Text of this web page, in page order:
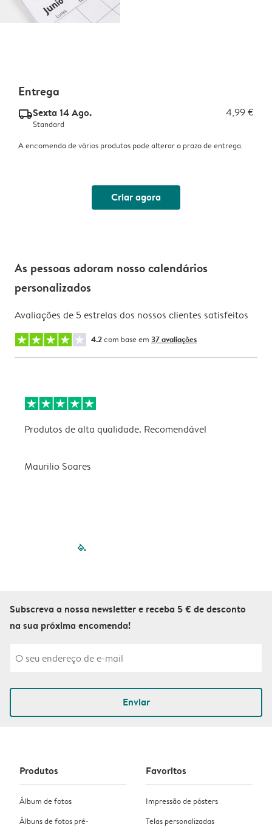
Entrega
delivery_standard_v2Sexta 14 Ago. 4,99 €
Standard
A encomenda de vários produtos pode alterar o prazo de entrega.
Criar agora
As pessoas adoram nosso calendários
personalizados
Avaliações de 5 estrelas dos nossos clientes satisfeitos
4.2com base em 37 avaliações
Produtos de alta qualidade. Recomendável
Maurilio Soares
filled-pagination
Subscreva a nossa newsletter e receba 5 € de desconto
na sua próxima encomenda!
Enviar
Produtos
Álbum de fotos
Álbuns de fotos pré-
Favoritos
Impressão de pósters
Telas personalizadas